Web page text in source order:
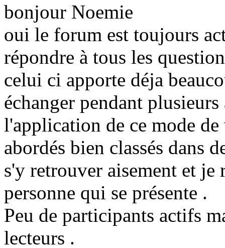
bonjour Noemie
oui le forum est toujours
répondre à tous les
celui ci apporte déja
échanger pendant
l'application de ce mode
abordés bien classés dans
s'y retrouver aisement et je
personne qui se présente .
Peu de participants actifs
lecteurs .